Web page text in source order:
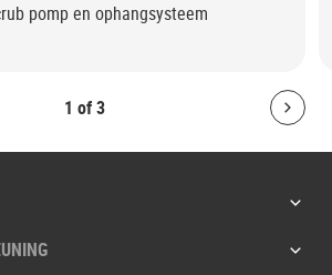
1 of 3
pomp en ophangsysteem